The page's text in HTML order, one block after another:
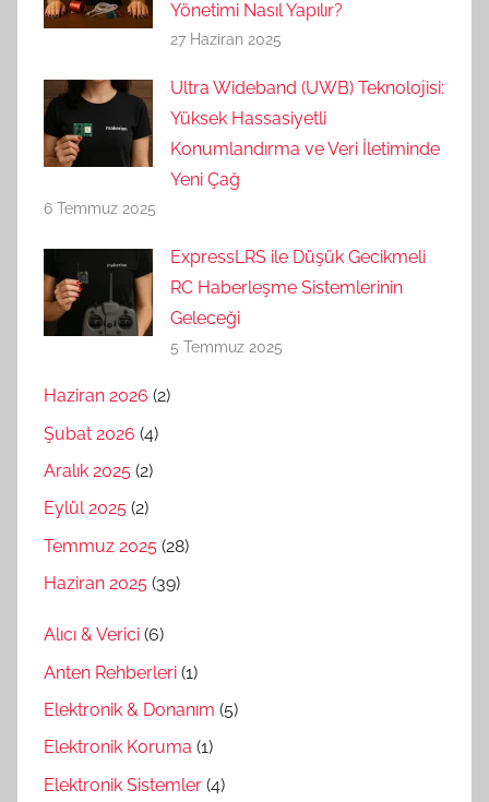
Yönetimi Nasıl Yapılır?
27 Haziran 2025
Ultra Wideband (UWB) Teknolojisi:
Yüksek Hassasiyetli
Konumlandırma ve Veri İletiminde
Yeni Çağ
6 Temmuz 2025
ExpressLRS ile Düşük Gecikmeli
RC Haberleşme Sistemlerinin
Geleceği
5 Temmuz 2025
Haziran 2026 (2)
Şubat 2026 (4)
Aralık 2025 (2)
Eylül 2025 (2)
Temmuz 2025 (28)
Haziran 2025 (39)
Alıcı & Verici (6)
Anten Rehberleri (1)
Elektronik & Donanım (5)
Elektronik Koruma (1)
Elektronik Sistemler (4)